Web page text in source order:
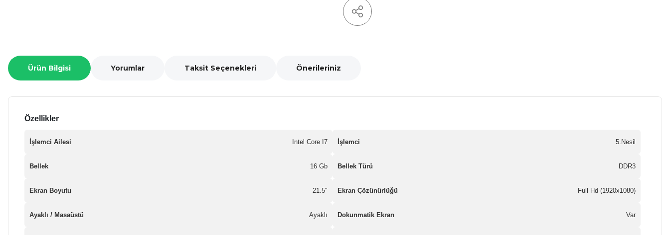
Ürün Bilgisi Yorumlar Taksit Seçenekleri Önerileriniz
Özellikler
İşlemci Ailesi Intel Core I7 İşlemci 5.Nesil
Bellek 16 Gb Bellek Türü DDR3
Ekran Boyutu 21.5" Ekran Çözünürlüğü Full Hd (1920x1080)
Ayaklı / Masaüstü Ayaklı Dokunmatik Ekran Var